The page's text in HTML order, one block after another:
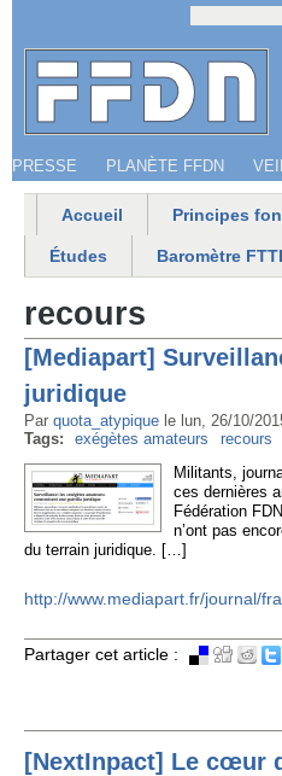
Jump to
Menu secondaire
PRESSE PLANÈTE FFDN
Menu principal
Accueil Principes
Études Baromètre
recours
[Mediapart]
juridique
Par quota_atypique le lun, 26/10/
Tags:
exégètes amateurs
recours
Militants,
ces dernières
Fédération
n’ont pas
du terrain juridique. […]
http://www.mediapart.fr/journal/
Partager cet article :
[NextInpact] Le cœur